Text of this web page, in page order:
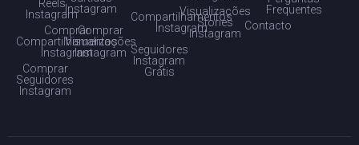
Reels
InstagramInstagram
Comprar
Compartilhamentos
Instagram
Comprar
Visualizações
Instagram
Comprar
Seguidores
Instagram
Compartilhamentos
Instagram
Visualizações
Stories
Instagram
Seguidores
Instagram
Grátis
Frequentes
Contacto